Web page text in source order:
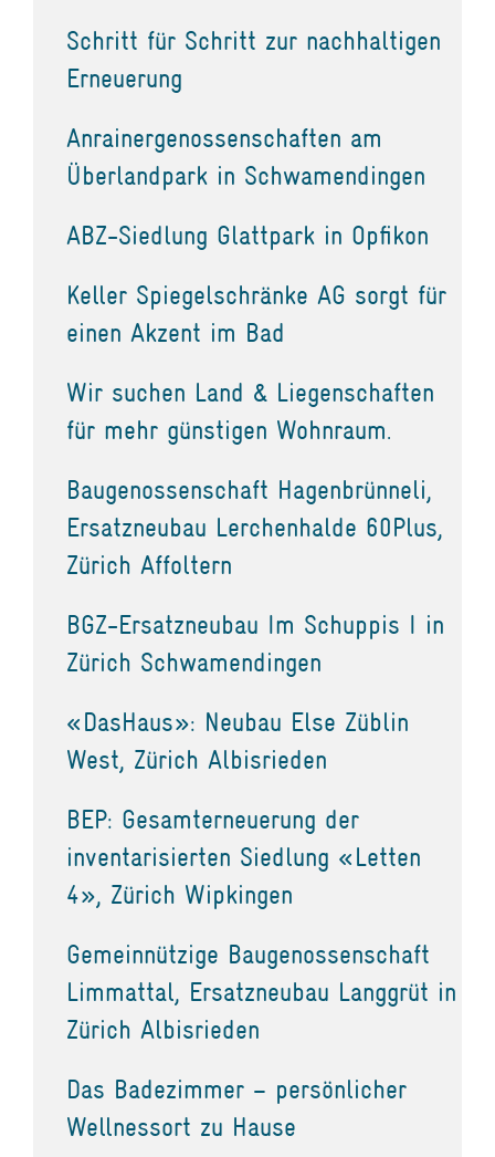
Schritt für Schritt zur nachhaltigen
Erneuerung
Anrainergenossenschaften am
Überlandpark in Schwamendingen
ABZ-Siedlung Glattpark in Opfikon
Keller Spiegelschränke AG sorgt für
einen Akzent im Bad
Wir suchen Land & Liegenschaften
für mehr günstigen Wohnraum.
Baugenossenschaft Hagenbrünneli,
Ersatzneubau Lerchenhalde 60Plus,
Zürich Affoltern
BGZ-Ersatzneubau Im Schuppis I in
Zürich Schwamendingen
«DasHaus»: Neubau Else Züblin
West, Zürich Albisrieden
BEP: Gesamterneuerung der
inventarisierten Siedlung «Letten
4», Zürich Wipkingen
Gemeinnützige Baugenossenschaft
Limmattal, Ersatzneubau Langgrüt in
Zürich Albisrieden
Das Badezimmer – persönlicher
Wellnessort zu Hause